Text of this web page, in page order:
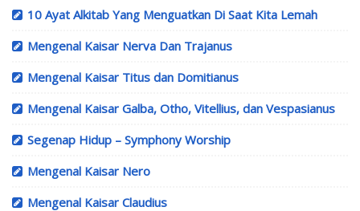
10 Ayat Alkitab Yang Menguatkan Di Saat Kita Lemah
Mengenal Kaisar Nerva Dan Trajanus
Mengenal Kaisar Titus dan Domitianus
Mengenal Kaisar Galba, Otho, Vitellius, dan Vespasianus
Segenap Hidup – Symphony Worship
Mengenal Kaisar Nero
Mengenal Kaisar Claudius